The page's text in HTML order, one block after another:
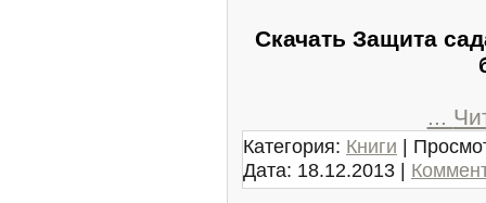
Скачать Защита
...
Категория: Книги |
Дата: 18.12.2013 |